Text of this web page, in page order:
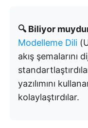
🔍 Biliyor
Modelleme Dili
akış şemalarını
yazılımını
kolaylaştırdılar.